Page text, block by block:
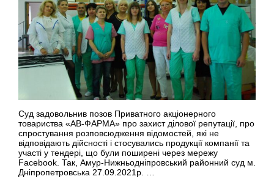
Суд задовольнив позов Приватного акціонерного
товариства «АВ-ФАРМА» про захист ділової репутації, про
спростування розповсюдження відомостей, які не
відповідають дійсності і стосувались продукції компанії та
участі у тендері, що були поширені через мережу
Facebook. Так, Амур-Нижньодніпровський районний суд м.
Дніпропетровська 27.09.2021р. …